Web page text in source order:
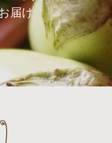
届け